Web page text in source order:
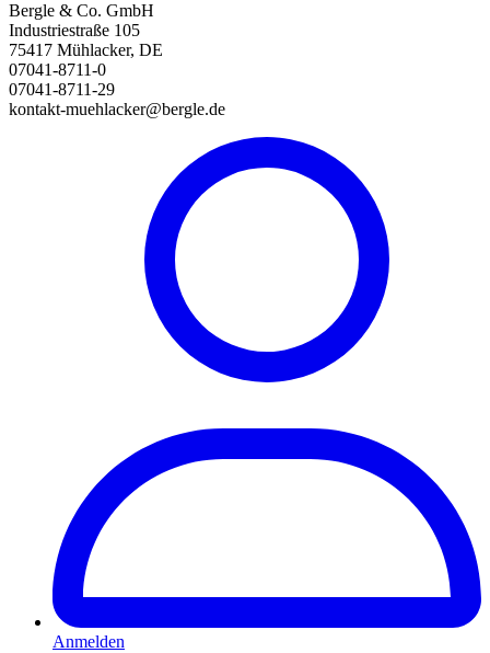
Bergle & Co. GmbH
Industriestraße 105
75417 Mühlacker, DE
07041-8711-0
07041-8711-29
kontakt-muehlacker@bergle.de
Anmelden